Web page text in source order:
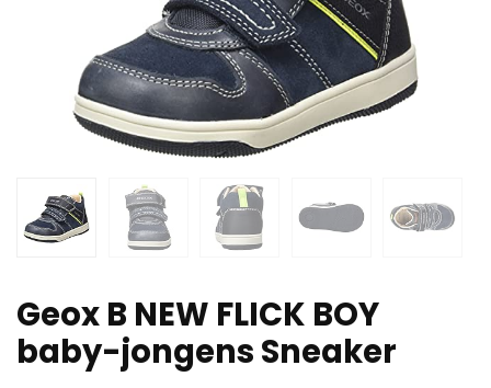
Geox B NEW FLICK BOY
baby-jongens Sneaker